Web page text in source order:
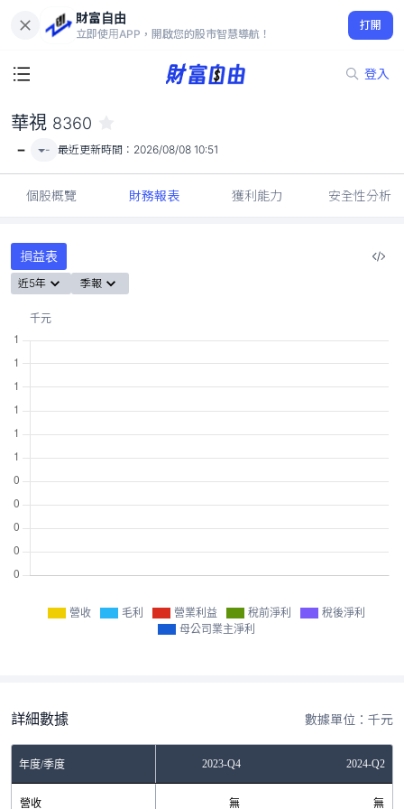
財富自由
立即使用APP，開啟您的股市智慧導航！
打開
登入
-
華視 8360
- - 最近更新時間： 2026/08/08 10:51
個股概覽 財務報表 獲利能力 安全性分析
損益表
近5年 季報
營收 毛利 營業利益 稅前淨利
稅後淨利
母公司業主淨利
詳細數據 數據單位：千元
年度/季度2023-Q2 2023-Q4 2024-Q2
營收 無 無